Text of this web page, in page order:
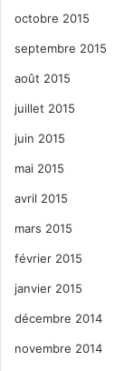
octobre 2015
septembre 2015
août 2015
juillet 2015
juin 2015
mai 2015
avril 2015
mars 2015
février 2015
janvier 2015
décembre 2014
novembre 2014